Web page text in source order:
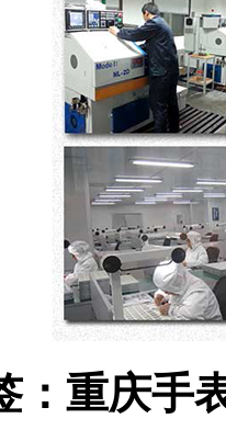
：重庆手